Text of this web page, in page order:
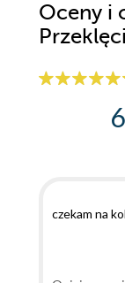
Oceny i
czekam na